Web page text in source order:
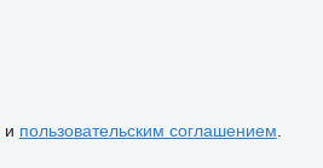
и пользовательским соглашением